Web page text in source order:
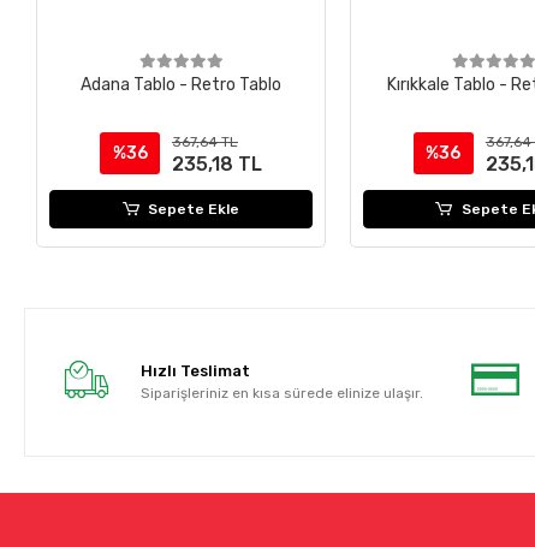
Adana Tablo - Retro Tablo
%36
367,64 TL
235,18 TL
Sepete Ekle
Kırıkkale Tablo -
%36
367,64
Sepete
Hızlı Teslimat
Siparişleriniz en kısa sürede elinize ulaşır.